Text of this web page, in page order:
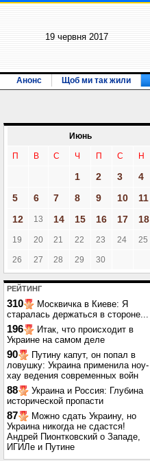
19 червня 2017
Анонс Щоб ми так жили
Июнь
П В С Ч П С Н
1 2 3
4
5
6 7 8 9 10
11
12
13 14 15 16 17 18
19 20 21 22 23 24 25
26 27 28 29 30
РЕЙТИНГ
310
Москвичка в Киеве: Я
старалась держаться в стороне...
196
Итак, что происходит в
Украине на самом деле
90
Путину капут, он попал в
ловушку: Украина применила ноу-
хау ведения современных войн
88
Украина и Россия: Глубина
исторической пропасти
87
Можно сдать Украину, но
Украина никогда не сдастся!
Андрей Пионтковский о Западе,
ИГИЛе и Путине